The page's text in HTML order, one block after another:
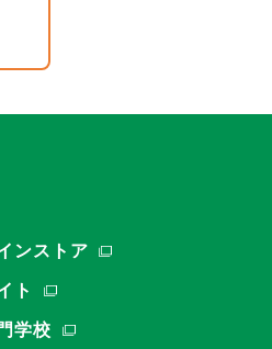
ンストア
ト
学校